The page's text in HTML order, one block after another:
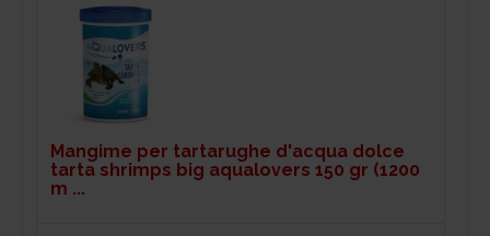
Mangime per tartarughe d'acqua dolce
tarta shrimps big aqualovers 150 gr (1200
m ...